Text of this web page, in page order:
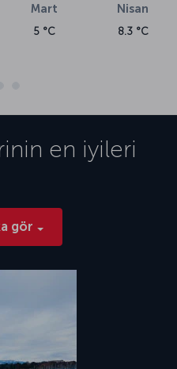
Mart
5 °C
Nisan
8.3 °C
en iyileri
gör